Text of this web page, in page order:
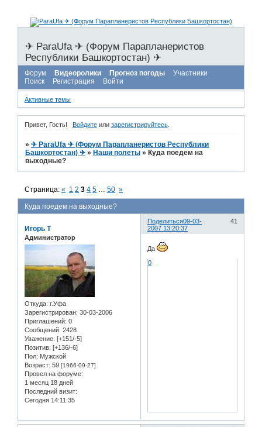
✈ ParaUfa ✈ (Форум Парапланеристов
Республики Башкортостан) ✈
Форум Видеоролики Прогноз погоды
Участники
Поиск
Регистрация Войти
Активные темы
Привет, Гость! Войдитеили зарегистрируйтесь.
»✈ ParaUfa ✈ (Форум Парапланеристов Республики
Башкортостан) ✈ » Наши полеты » Куда поедем на
выходные?
Куда поедем на выходные?
Страница:« 1 2 3 4 5 50 »
Поделиться 41
09-03-
2007 13:20:37
Игорь Т
Администратор
Откуда: г.Уфа
Зарегистрирован: 30-03-2006
Приглашений: 0
Сообщений: 2428
Уважение: [+151/-5]
Позитив: [+136/-6]
Пол: Мужской
Возраст: 59 [1966-09-27]
Провел на форуме:
1 месяц 18 дней
Последний визит:
Сегодня 14:11:35
Да
0